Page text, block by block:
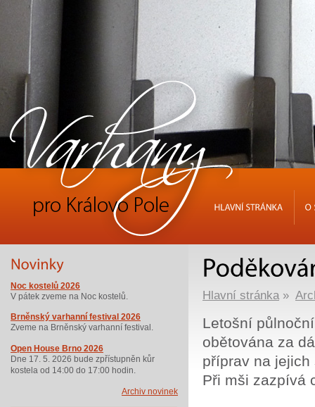
Hlavní stránka»
Letošní
obětována za
příprav na jejich
Při mši zazpívá
Noc kostelů 2026
V pátek zveme na Noc kostelů.
Brněnský varhanní festival 2026
Zveme na Brněnský varhanní festival.
Open House Brno 2026
Dne 17. 5. 2026 bude zpřístupněn kůr
kostela od 14:00 do 17:00 hodin.
Archiv novinek